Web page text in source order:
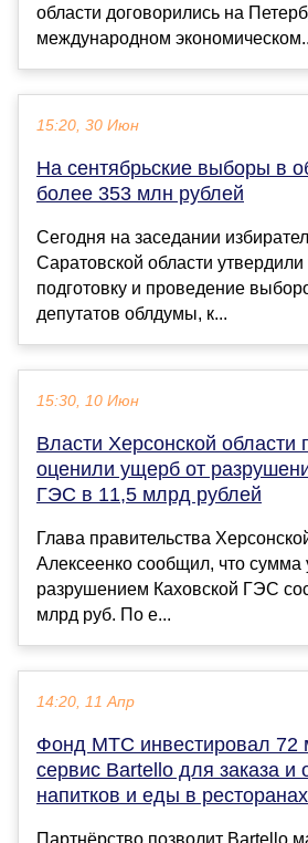
области договорились на
международном
15:20, 30 Июн
На сентябрьские выборы в
более 353 млн рублей
Сегодня на заседании
Саратовской области
подготовку и проведение
депутатов облдумы, к...
15:30, 10 Июн
Власти Херсонской области
оценили ущерб от
ГЭС в 11,5 млрд рублей
Глава правительства
Алексеенко сообщил, что сумма
разрушением Каховской ГЭС
млрд руб. По е...
14:20, 11 Апр
Фонд МТС инвестировал 72
сервис Bartello для заказа и
напитков и еды в
Партнёрство позволит Bartello